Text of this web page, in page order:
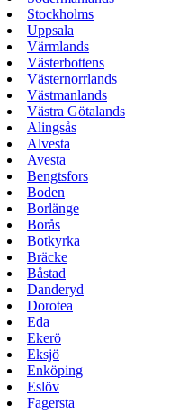
Stockholms
Uppsala
Värmlands
Västerbottens
Västernorrlands
Västmanlands
Västra Götalands
Alingsås
Alvesta
Avesta
Bengtsfors
Boden
Borlänge
Borås
Botkyrka
Bräcke
Båstad
Danderyd
Dorotea
Eda
Ekerö
Eksjö
Enköping
Eslöv
Fagersta